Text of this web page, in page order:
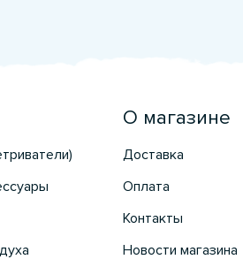
О магазине
Доставка
Оплата
Контакты
Новости магазина